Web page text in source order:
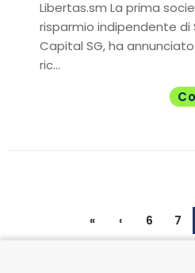
Libertas.sm La prima
risparmio indipendente di
Capital SG, ha
ric...
« ‹ 6 7